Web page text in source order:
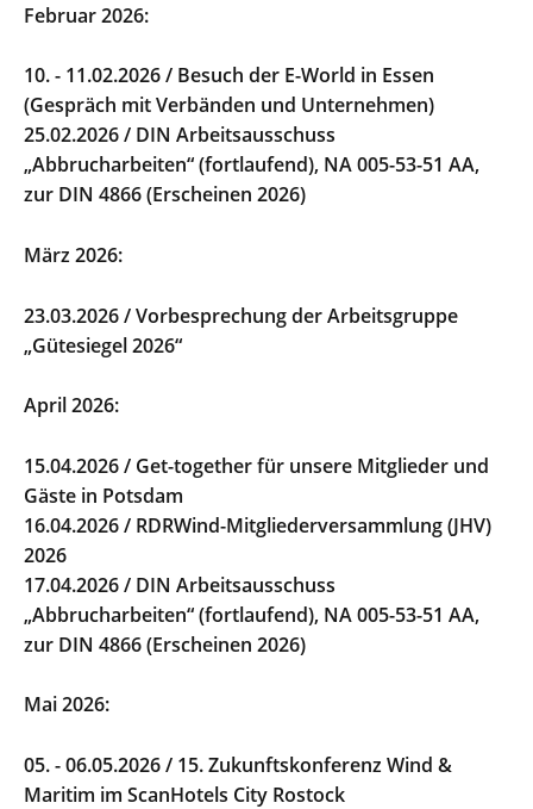
Februar 2026:
10. - 11.02.2026 / Besuch der E-World in Essen
(Gespräch mit Verbänden und Unternehmen)
25.02.2026 / DIN Arbeitsausschuss
„Abbrucharbeiten“ (fortlaufend), NA 005-53-51 AA,
zur DIN 4866 (Erscheinen 2026)
März 2026:
23.03.2026 / Vorbesprechung der Arbeitsgruppe
„Gütesiegel 2026“
April 2026:
15.04.2026 / Get-together für unsere Mitglieder und
Gäste in Potsdam
16.04.2026 / RDRWind-Mitgliederversammlung (JHV)
2026
17.04.2026 / DIN Arbeitsausschuss
„Abbrucharbeiten“ (fortlaufend), NA 005-53-51 AA,
zur DIN 4866 (Erscheinen 2026)
Mai 2026:
05. - 06.05.2026 / 15. Zukunftskonferenz Wind &
Maritim im ScanHotels City Rostock